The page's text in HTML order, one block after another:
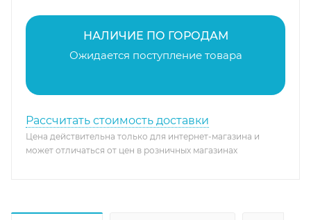
НАЛИЧИЕ ПО ГОРОДАМ
Ожидается поступление товара
Рассчитать стоимость доставки
Цена действительна только для интернет-магазина и
может отличаться от цен в розничных магазинах